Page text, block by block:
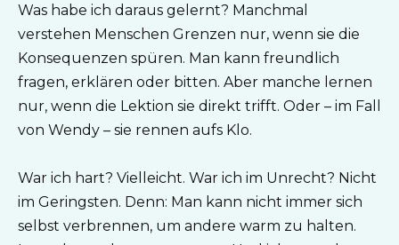
Was habe ich daraus gelernt? Manchmal
verstehen Menschen Grenzen nur, wenn sie die
Konsequenzen spüren. Man kann freundlich
fragen, erklären oder bitten. Aber manche lernen
nur, wenn die Lektion sie direkt trifft. Oder – im Fall
von Wendy – sie rennen aufs Klo.
War ich hart? Vielleicht. War ich im Unrecht? Nicht
im Geringsten. Denn: Man kann nicht immer sich
selbst verbrennen, um andere warm zu halten.